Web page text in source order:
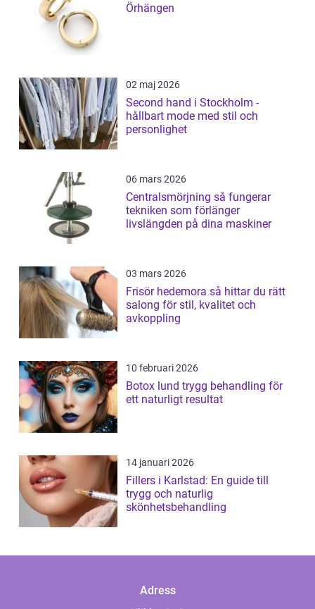
Örhängen
02 maj 2026
Second hand i Stockholm -
hållbart mode med stil och
personlighet
06 mars 2026
Centralsmörjning så fungerar
tekniken som förlänger
livslängden på dina maskiner
03 mars 2026
Frisör hedemora så hittar du rätt
salong för stil, kvalitet och
avkoppling
10 februari 2026
Botox lund trygg behandling för
ett naturligt resultat
14 januari 2026
Fillers i Karlstad: En guide till
trygg och naturlig
skönhetsbehandling
Adress